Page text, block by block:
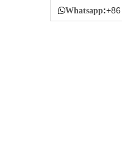
Whatsapp: